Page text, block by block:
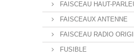
FAISCEAU HAUT-
FAISCEAUX ANTENNE
FAISCEAU RADIO
FUSIBLE